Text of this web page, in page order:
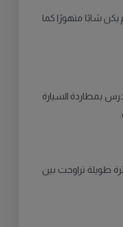
شابًا متهورًا كما
بمطاردة السيارة
طويلة تراوحت بين